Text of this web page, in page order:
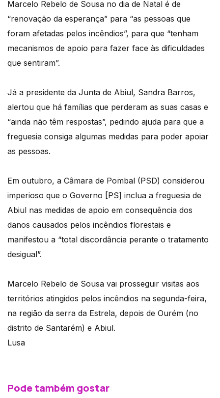
Marcelo Rebelo de Sousa no dia de Natal é de
“renovação da esperança” para “as pessoas que
foram afetadas pelos incêndios”, para que “tenham
mecanismos de apoio para fazer face às dificuldades
que sentiram”.
Já a presidente da Junta de Abiul, Sandra Barros,
alertou que há famílias que perderam as suas casas e
“ainda não têm respostas”, pedindo ajuda para que a
freguesia consiga algumas medidas para poder apoiar
as pessoas.
Em outubro, a Câmara de Pombal (PSD) considerou
imperioso que o Governo [PS] inclua a freguesia de
Abiul nas medidas de apoio em consequência dos
danos causados pelos incêndios florestais e
manifestou a “total discordância perante o tratamento
desigual”.
Marcelo Rebelo de Sousa vai prosseguir visitas aos
territórios atingidos pelos incêndios na segunda-feira,
na região da serra da Estrela, depois de Ourém (no
distrito de Santarém) e Abiul.
Lusa
Pode também gostar